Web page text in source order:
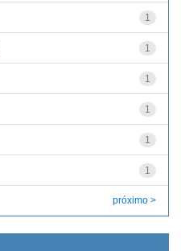
1
1
1
1
1
1
próximo >